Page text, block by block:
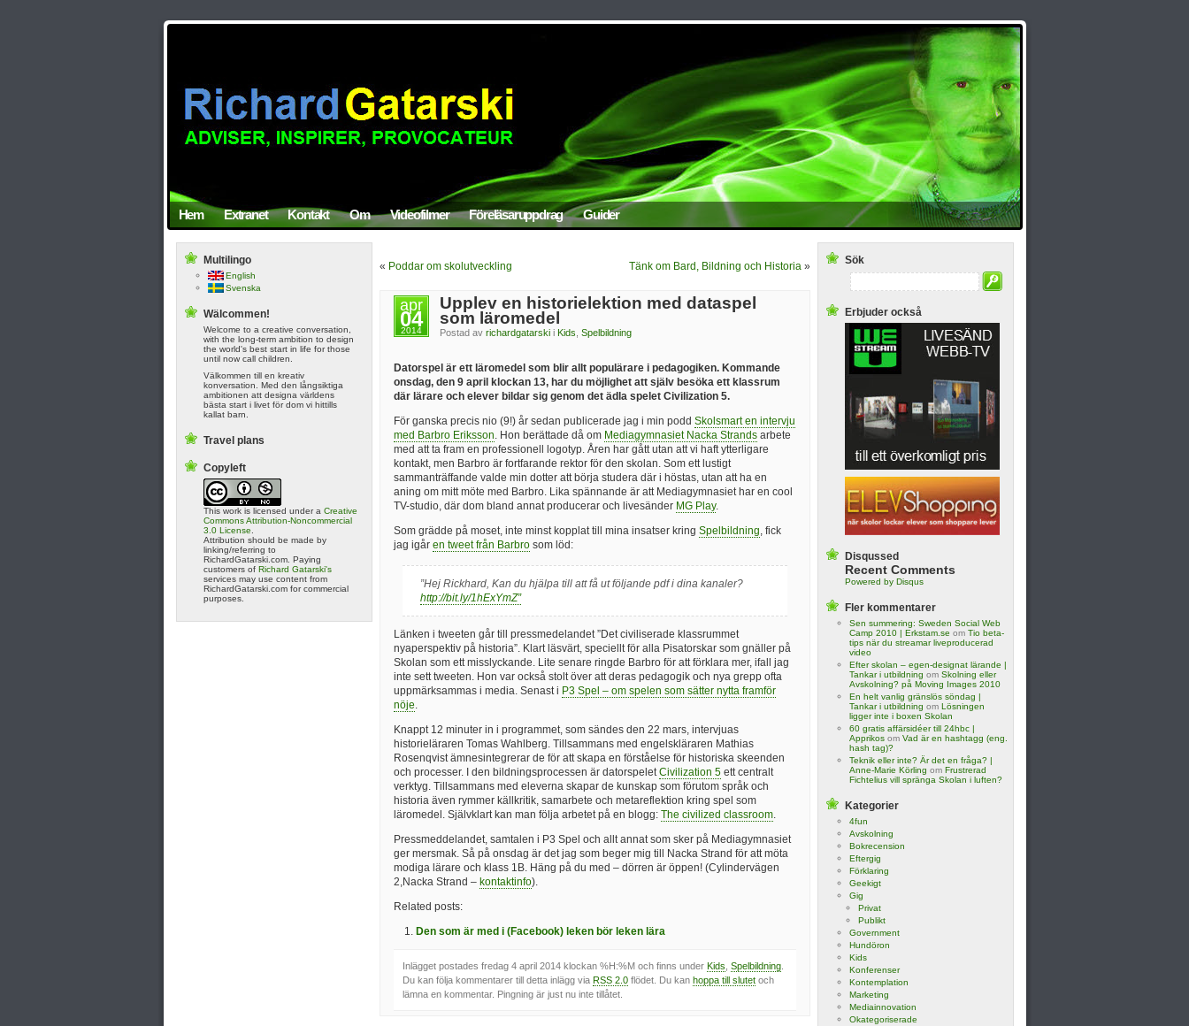
Hem Extranet Kontakt Om Videofilmer Föreläsaruppdrag Guider
Multilingo
English
Svenska
Wälcommen!
Welcome to a creative conversation,
with the long-term ambition to design
the world's best start in life for those
until now call children.
Välkommen till en kreativ
konversation. Med den långsiktiga
ambitionen att designa världens
bästa start i livet för dom vi hittills
kallat barn.
Travel plans
Copyleft
This work is licensed under a Creative
Commons Attribution-Noncommercial
3.0 License
Attribution should be made by
linking/referring to
RichardGatarski.com. Paying
customers of Richard Gatarski's
services may use content from
RichardGatarski.com for commercial
purposes.
« Poddar om skolutveckling Tänk om Bard, Bildning och Historia»
apr
04
2014
Upplev en historielektion med dataspel
som läromedel
Postad avrichardgatarski iKids ,Spelbildning
Datorspel är ett läromedel som blir allt populärare i pedagogiken. Kommande
onsdag, den 9 april klockan 13, har du möjlighet att själv besöka ett klassrum
där lärare och elever bildar sig genom det ädla spelet Civilization 5.
För ganska precis nio (9!) år sedan publicerade jag i min podd Skolsmart en intervju
med Barbro Eriksson. Hon berättade då om Mediagymnasiet Nacka Strandsarbete
med att ta fram en professionell logotyp. Åren har gått utan att vi haft ytterligare
kontakt, men Barbro är fortfarande rektor för den skolan. Som ett lustigt
sammanträffande valde min dotter att börja studera där i höstas, utan att ha en
aning om mitt möte med Barbro. Lika spännande är att Mediagymnasiet har en cool
TV-studio, där dom bland annat producerar och livesänder MG Play.
Som grädde på moset, inte minst kopplat till mina insatser kring Spelbildning, fick
jag igår en tweet från Barbrosom löd:
”Hej Rickhard, Kan du hjälpa till att få ut följande pdf i dina kanaler?
http://bit.ly/1hExYmZ”
Länken i tweeten går till pressmedelandet ”Det civiliserade klassrummet
nyaperspektiv på historia”. Klart läsvärt, speciellt för alla Pisatorskar som gnäller på
Skolan som ett misslyckande. Lite senare ringde Barbro för att förklara mer, ifall jag
inte sett tweeten. Hon var också stolt över att deras pedagogik och nya grepp ofta
uppmärksammas i media. Senast i P3 Spel – om spelen som sätter nytta framför
nöje.
Knappt 12 minuter in i programmet, som sändes den 22 mars, intervjuas
historieläraren Tomas Wahlberg. Tillsammans med engelskläraren Mathias
Rosenqvist ämnesintegrerar de för att skapa en förståelse för historiska skeenden
och processer. I den bildningsprocessen är datorspeletCivilization 5ett centralt
verktyg. Tillsammans med eleverna skapar de kunskap som förutom språk och
historia även rymmer källkritik, samarbete och metareflektion kring spel som
läromedel. Självklart kan man följa arbetet på en blogg: The civilized classroom.
Pressmeddelandet, samtalen i P3 Spel och allt annat som sker på Mediagymnasiet
ger mersmak. Så på onsdag är det jag som beger mig till Nacka Strand för att möta
modiga lärare och klass 1B. Häng på du med – dörren är öppen! (Cylindervägen
2,Nacka Strand – kontaktinfo).
Related posts:
Den som är med i (Facebook) leken bör leken lära
Inlägget postades fredag 4 april 2014 klockan %H:%M och finns under Kids Spelbildning.
Du kan följa kommentarer till detta inlägg via RSS 2.0flödet. Du kan hoppa till slutetoch
lämna en kommentar. Pingning är just nu inte tillåtet.
Sök
Erbjuder också
Disqussed
Recent Comments
Powered by Disqus
Fler kommentarer
Sen summering: Sweden Social Web
Camp 2010 | Erkstam.se om Tio beta-
tips när du streamar liveproducerad
video
Efter skolan – egen-designat lärande |
Tankar i utbildning om Skolning eller
Avskolning? på Moving Images 2010
En helt vanlig gränslös söndag |
Tankar i utbildning om Lösningen
ligger inte i boxen Skolan
60 gratis affärsidéer till 24hbc |
Apprikosom Vad är en hashtagg (eng.
hash tag)?
Teknik eller inte? Är det en fråga? |
Anne-Marie Körling om Frustrerad
Fichtelius vill spränga Skolan i luften?
Kategorier
4fun
Avskolning
Bokrecension
Eftergig
Förklaring
Geekigt
Gig
Privat
Publikt
Government
Hundöron
Kids
Konferenser
Kontemplation
Marketing
Mediainnovation
Okategoriserade